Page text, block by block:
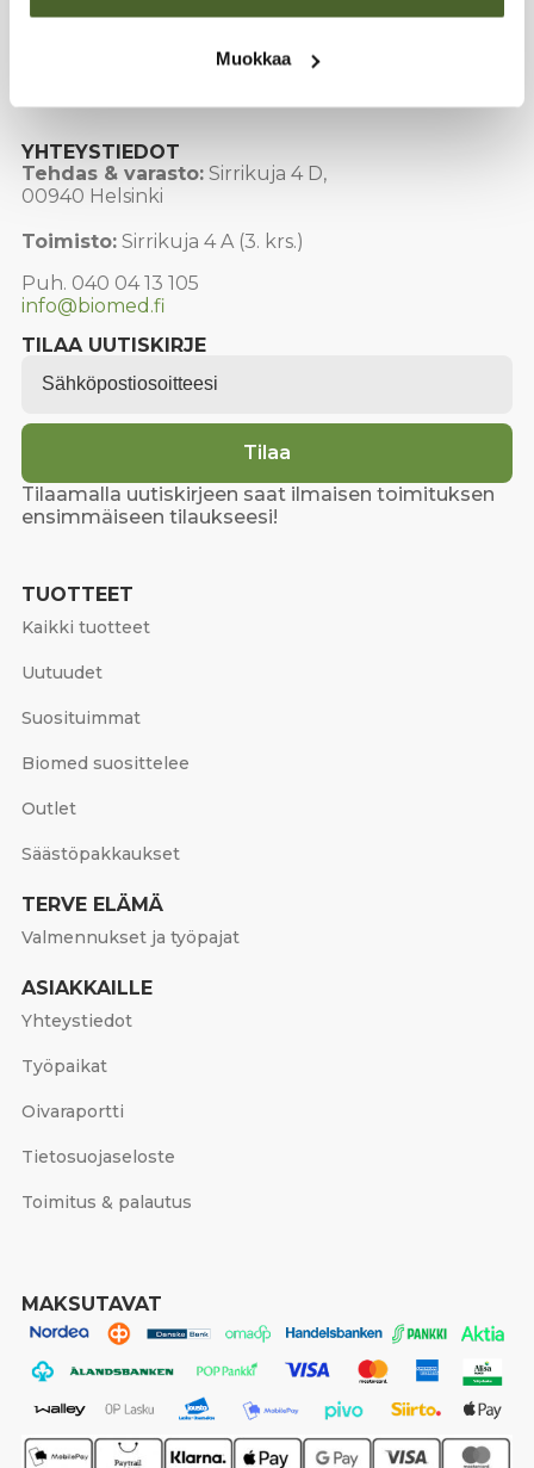
Muokkaa
YHTEYSTIEDOT
Tehdas & varasto:Sirrikuja 4 D,
00940 Helsinki
Toimisto:Sirrikuja 4 A (3. krs.)
Puh. 040 04 13 105
info@biomed.fi
TILAA UUTISKIRJE
Tilaa
Tilaamalla uutiskirjeen saat ilmaisen toimituksen
ensimmäiseen tilaukseesi!
TUOTTEET
Kaikki tuotteet
Uutuudet
Suosituimmat
Biomed suosittelee
Outlet
Säästöpakkaukset
TERVE ELÄMÄ
Valmennukset ja työpajat
ASIAKKAILLE
Yhteystiedot
Työpaikat
Oivaraportti
Tietosuojaseloste
Toimitus & palautus
MAKSUTAVAT